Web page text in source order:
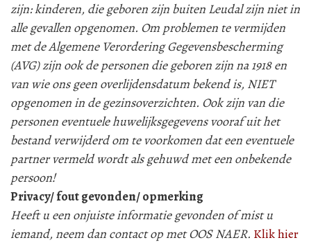
zijn: kinderen, die geboren zijn buiten Leudal zijn niet in
alle gevallen opgenomen. Om problemen te vermijden
met de Algemene Verordering Gegevensbescherming
(AVG) zijn ook de personen die geboren zijn na 1918 en
van wie ons geen overlijdensdatum bekend is, NIET
opgenomen in de gezinsoverzichten. Ook zijn van die
personen eventuele huwelijksgegevens vooraf uit het
bestand verwijderd om te voorkomen dat een eventuele
partner vermeld wordt als gehuwd met een onbekende
persoon!
Privacy/ fout gevonden/ opmerking
Heeft u een onjuiste informatie gevonden of mist u
iemand, neem dan contact op met OOS NAER. Klik hier